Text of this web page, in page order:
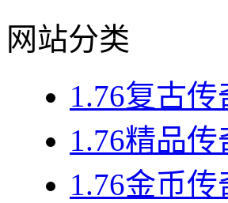
网站分类
1.76复古传
1.76精品传
1.76金币传